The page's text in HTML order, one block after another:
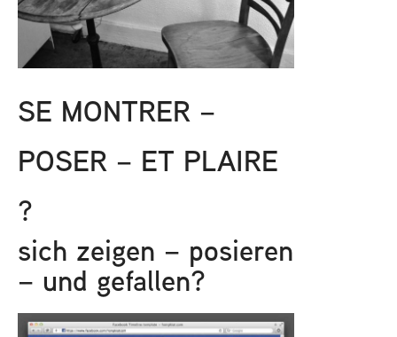
SE MONTRER –
POSER – ET PLAIRE
?
sich zeigen – posieren
– und gefallen?